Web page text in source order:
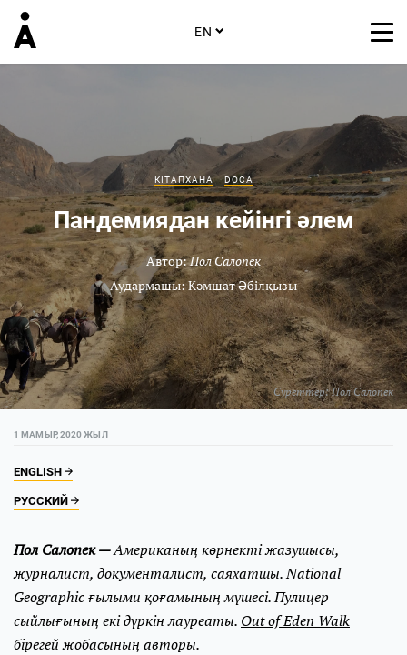
EN
Суреттер:Пол Салопек
КІТАПХАНА DOCA
Пандемиядан кейінгі әлем
Автор:Пол Салопек
Аудармашы: Кәмшат Әбілқызы
1 МАМЫР, 2020 ЖЫЛ
ENGLISH
РУССКИЙ
Пол Салопек —Американың көрнекті жазушысы,
журналист, документалист, саяхатшы. National
Geographic ғылыми қоғамының мүшесі. Пулицер
сыйлығының екі дүркін лауреаты. Out of Eden Walk
бірегей жобасының авторы.